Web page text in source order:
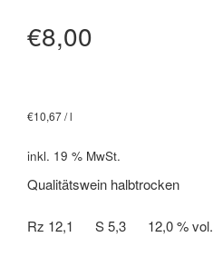
€8,00
€10,67/l
inkl. 19 % MwSt.
Qualitätswein halbtrocken
Rz 12,1 S 5,3 12,0 % vol.